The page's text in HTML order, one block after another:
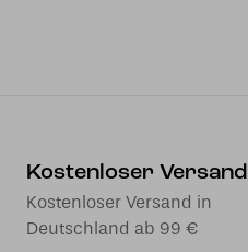
Kostenloser Versand
Kostenloser Versand in
Deutschland ab 99 €